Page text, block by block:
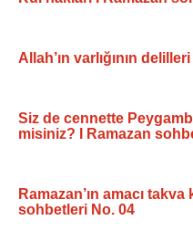
Allah’ın varlığının
Siz de cennette
misiniz? I Ramazan
Ramazan’ın amacı
sohbetleri No. 04